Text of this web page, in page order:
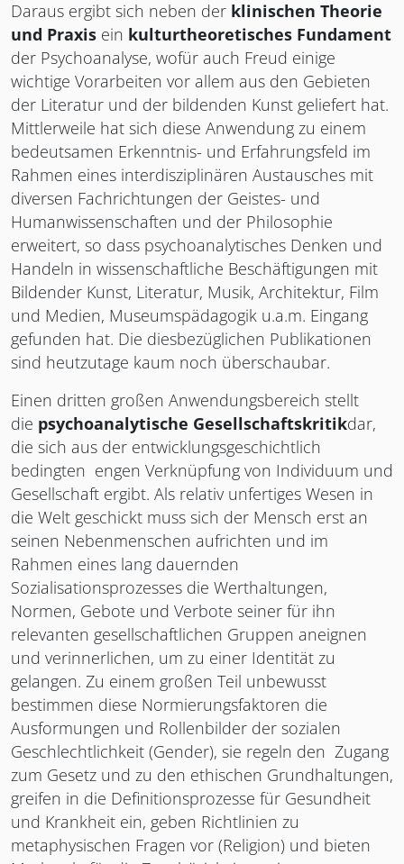
Daraus ergibt sich neben der klinischen Theorie
und Praxis ein kulturtheoretisches Fundament
der Psychoanalyse, wofür auch Freud einige
wichtige Vorarbeiten vor allem aus den Gebieten
der Literatur und der bildenden Kunst geliefert hat.
Mittlerweile hat sich diese Anwendung zu einem
bedeutsamen Erkenntnis- und Erfahrungsfeld im
Rahmen eines interdisziplinären Austausches mit
diversen Fachrichtungen der Geistes- und
Humanwissenschaften und der Philosophie
erweitert, so dass psychoanalytisches Denken und
Handeln in wissenschaftliche Beschäftigungen mit
Bildender Kunst, Literatur, Musik, Architektur, Film
und Medien, Museumspädagogik u.a.m. Eingang
gefunden hat. Die diesbezüglichen Publikationen
sind heutzutage kaum noch überschaubar.
Einen dritten großen Anwendungsbereich stellt
die psychoanalytische Gesellschaftskritikdar,
die sich aus der entwicklungsgeschichtlich
bedingten engen Verknüpfung von Individuum und
Gesellschaft ergibt. Als relativ unfertiges Wesen in
die Welt geschickt muss sich der Mensch erst an
seinen Nebenmenschen aufrichten und im
Rahmen eines lang dauernden
Sozialisationsprozesses die Werthaltungen,
Normen, Gebote und Verbote seiner für ihn
relevanten gesellschaftlichen Gruppen aneignen
und verinnerlichen, um zu einer Identität zu
gelangen. Zu einem großen Teil unbewusst
bestimmen diese Normierungsfaktoren die
Ausformungen und Rollenbilder der sozialen
Geschlechtlichkeit (Gender), sie regeln den Zugang
zum Gesetz und zu den ethischen Grundhaltungen,
greifen in die Definitionsprozesse für Gesundheit
und Krankheit ein, geben Richtlinien zu
metaphysischen Fragen vor (Religion) und bieten